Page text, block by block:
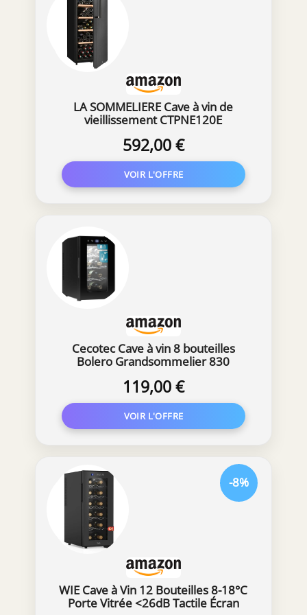
seulement 43 dB, le compresseur fonctionne
tout en silence et sans vibrations – idéal pour
la maison, le bar ou le restaurant.
LA SOMMELIERE Cave à vin de
vieillissement CTPNE120E
592,00 €
Cecotec Cave à vin 8 bouteilles
Bolero Grandsommelier 830
thermoélectrique, Température
réglable entre 8 et 18°C,
Commande tactile et affichage, Gaz
non nocif.
119,00 €
WIE Cave à Vin 12 Bouteilles 8-18°C
Porte Vitrée <26dB Tactile Écran
-8%